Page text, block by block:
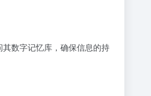
数字记忆库，确保信息的持